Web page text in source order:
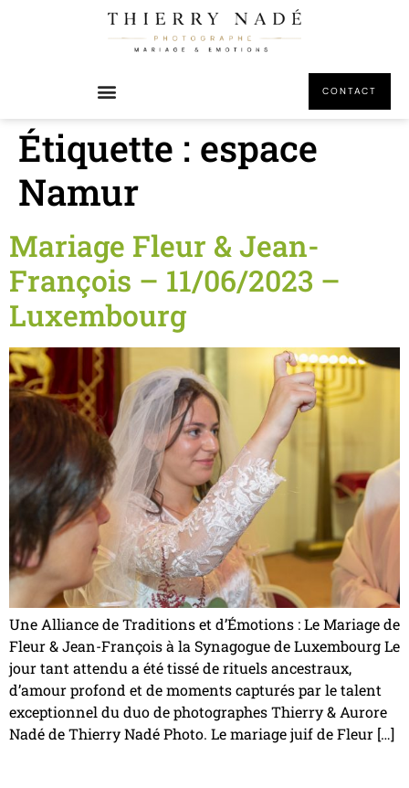
CONTACT
Étiquette : espace
Namur
Mariage Fleur & Jean-
François – 11/06/2023 –
Luxembourg
Une Alliance de Traditions et d’Émotions : Le Mariage de
Fleur & Jean-François à la Synagogue de Luxembourg Le
jour tant attendu a été tissé de rituels ancestraux,
d’amour profond et de moments capturés par le talent
exceptionnel du duo de photographes Thierry & Aurore
Nadé de Thierry Nadé Photo. Le mariage juif de Fleur […]